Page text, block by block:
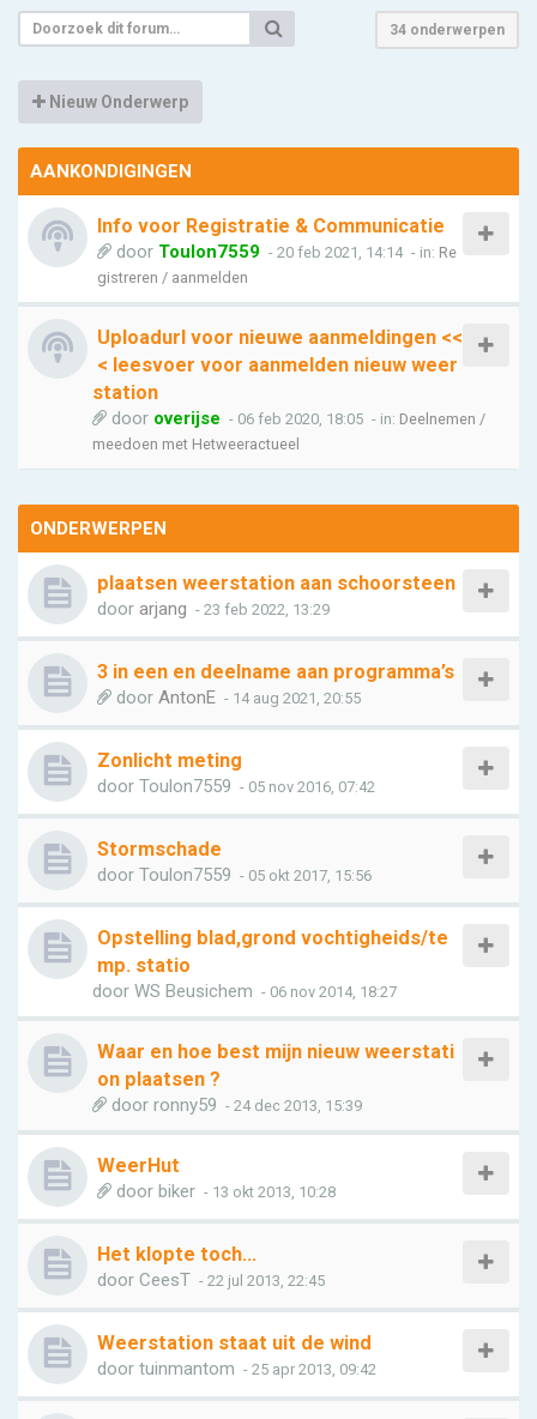
34 onderwerpen
Nieuw Onderwerp
AANKONDIGINGEN
Info voor Registratie & Communicatie
door Toulon7559 - 20 feb 2021, 14:14 - in: Re
gistreren / aanmelden
Uploadurl voor nieuwe aanmeldingen <<
< leesvoer voor aanmelden nieuw weer
station
door overijse - 06 feb 2020, 18:05 - in: Deelnemen /
meedoen met Hetweeractueel
ONDERWERPEN
plaatsen weerstation aan schoorsteen
door arjang - 23 feb 2022, 13:29
3 in een en deelname aan programma’s
door AntonE - 14 aug 2021, 20:55
Zonlicht meting
door Toulon7559 - 05 nov 2016, 07:42
Stormschade
door Toulon7559 - 05 okt 2017, 15:56
Opstelling blad,grond vochtigheids/te
mp. statio
door WS Beusichem - 06 nov 2014, 18:27
Waar en hoe best mijn nieuw weerstati
on plaatsen ?
door ronny59 - 24 dec 2013, 15:39
WeerHut
door biker - 13 okt 2013, 10:28
Het klopte toch...
door CeesT - 22 jul 2013, 22:45
Weerstation staat uit de wind
door tuinmantom - 25 apr 2013, 09:42